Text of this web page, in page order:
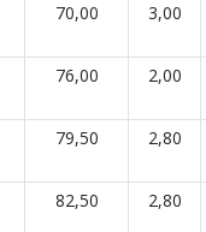
70,00 3,00
76,00 2,00
79,50 2,80
82,50 2,80